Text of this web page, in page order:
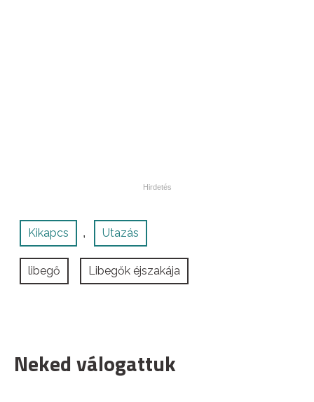
Kikapcs , Utazás
libegő Libegők éjszakája
Neked válogattuk